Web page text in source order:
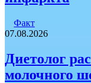
Факт
07.08.2026
Диетолог
молочного